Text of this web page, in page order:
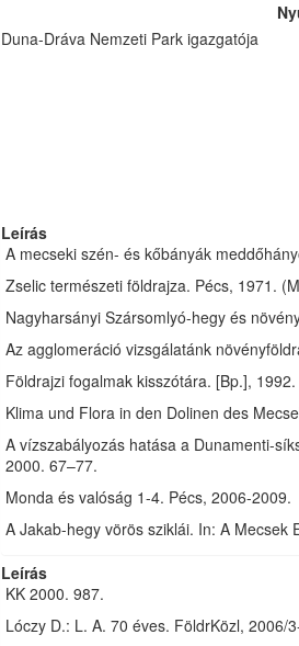
Duna-Dráva Nemzeti Park igazgatója
Leírás
A mecseki szén- és kőbányák
Zselic természeti földrajza. Pécs, 1971.
Nagyharsányi Szársomlyó-hegy és
Az agglomeráció vizsgálatánk
Földrajzi fogalmak kisszótára. [Bp.],
Klima und Flora in den Dolinen des
A vízszabályozás hatása a Dunamenti-
2000. 67–77.
Monda és valóság 1-4. Pécs, 2006-2009.
A Jakab-hegy vörös sziklái. In: A Mecsek
Leírás
KK 2000. 987.
Lóczy D.: L. A. 70 éves. FöldrKözl, 2006/